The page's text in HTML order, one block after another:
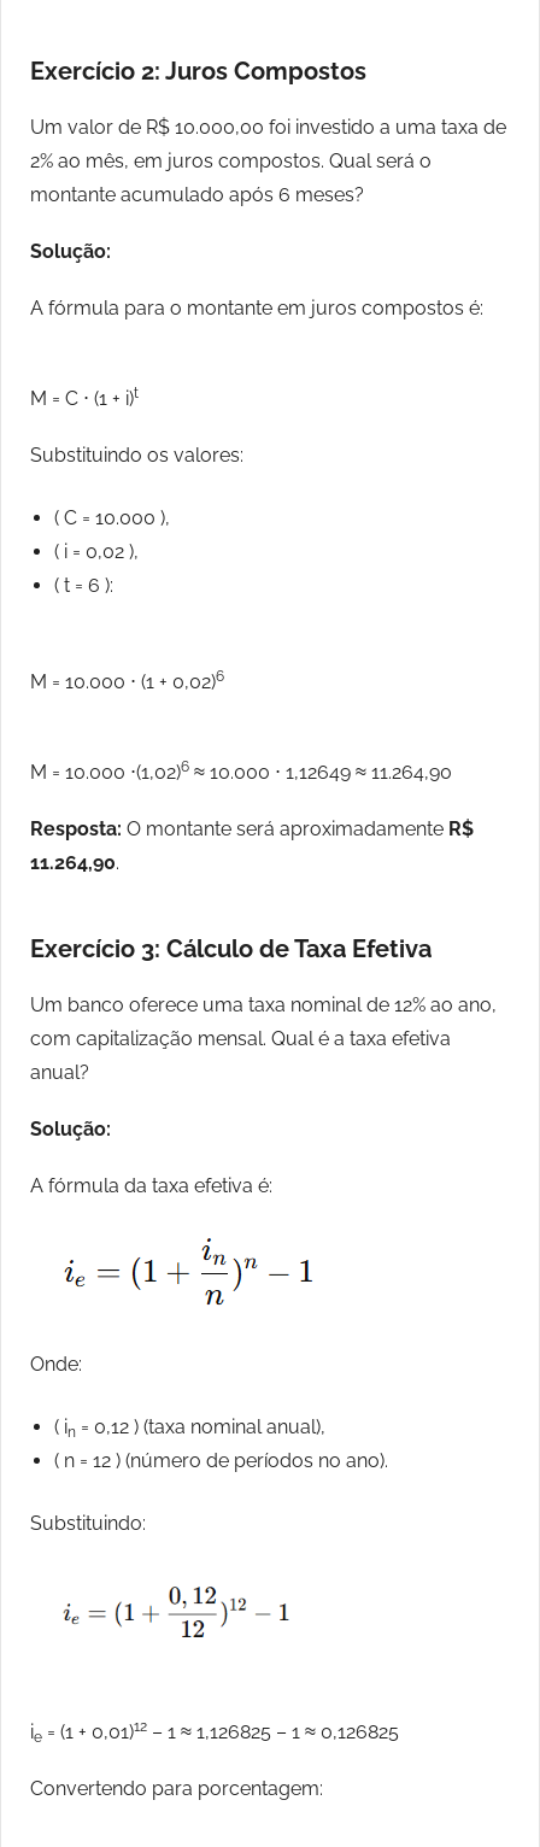
Exercício 2: Juros Compostos
Um valor de R$ 10.000,00 foi investido a uma taxa de
2% ao mês, em juros compostos. Qual será o
montante acumulado após 6 meses?
Solução:
A fórmula para o montante em juros compostos é:
M = C ⋅ (1 + i)t
Substituindo os valores:
( C = 10.000 ),
( i = 0,02 ),
( t = 6 ):
M = 10.000 ⋅ (1 + 0,02)6
M = 10.000 ⋅(1,02)6 ≈ 10.000 ⋅ 1,12649 ≈ 11.264,90
Resposta: O montante será aproximadamente R$
11.264,90.
Exercício 3: Cálculo de Taxa Efetiva
Um banco oferece uma taxa nominal de 12% ao ano,
com capitalização mensal. Qual é a taxa efetiva
anual?
Solução:
A fórmula da taxa efetiva é:
Onde:
( in = 0,12 ) (taxa nominal anual),
( n = 12 ) (número de períodos no ano).
Substituindo:
ie = (1 + 0,01)12 – 1 ≈ 1,126825 – 1 ≈ 0,126825
Convertendo para porcentagem: